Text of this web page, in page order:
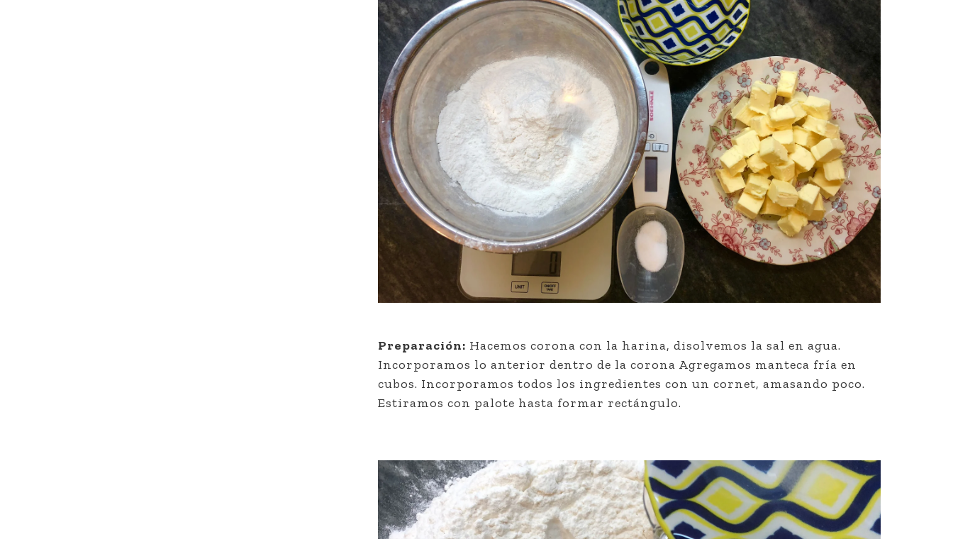
Preparación: Hacemos corona con la harina, disolvemos la sal en agua.
Incorporamos lo anterior dentro de la corona Agregamos manteca fría en
cubos. Incorporamos todos los ingredientes con un cornet, amasando poco.
Estiramos con palote hasta formar rectángulo.